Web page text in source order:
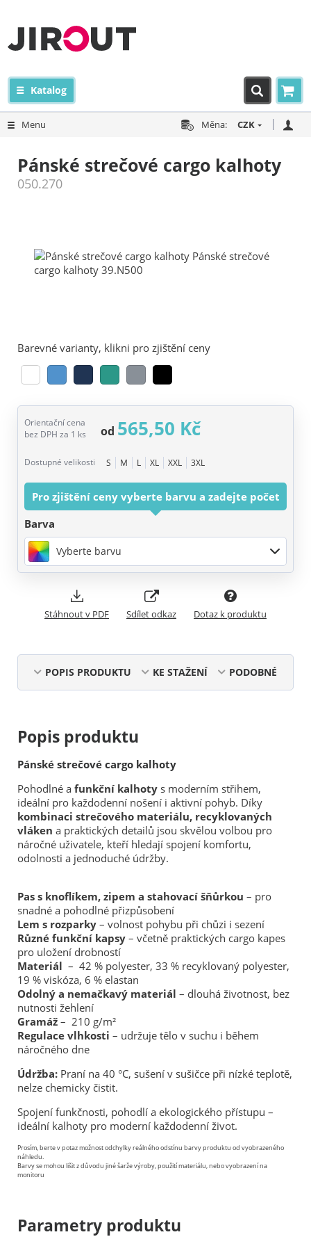
Katalog
Menu Měna: CZK
Pánské strečové cargo kalhoty
050.270
Barevné varianty, klikni pro zjištění ceny
Orientační cena
bez DPH za 1 ks
od 565,50 Kč
Dostupné velikosti S M L XL XXL 3XL
Pro zjištění ceny vyberte barvu a zadejte počet
Barva
Vyberte barvu
Stáhnout v PDF Sdílet odkaz Dotaz k produktu
POPIS PRODUKTU KE STAŽENÍ PODOBNÉ
Popis produktu
Pánské strečové cargo kalhoty
Pohodlné a funkční kalhoty s moderním střihem,
ideální pro každodenní nošení i aktivní pohyb. Díky
kombinaci strečového materiálu, recyklovaných
vláken a praktických detailů jsou skvělou volbou pro
náročné uživatele, kteří hledají spojení komfortu,
odolnosti a jednoduché údržby.
Pas s knoflíkem, zipem a stahovací šňůrkou – pro
snadné a pohodlné přizpůsobení
Lem s rozparky – volnost pohybu při chůzi i sezení
Různé funkční kapsy – včetně praktických cargo kapes
pro uložení drobností
Materiál – 42 % polyester, 33 % recyklovaný polyester,
19 % viskóza, 6 % elastan
Odolný a nemačkavý materiál – dlouhá životnost, bez
nutnosti žehlení
Gramáž – 210 g/m²
Regulace vlhkosti – udržuje tělo v suchu i během
náročného dne
Údržba: Praní na 40 °C, sušení v sušičce při nízké teplotě,
nelze chemicky čistit.
Spojení funkčnosti, pohodlí a ekologického přístupu –
ideální kalhoty pro moderní každodenní život.
Prosím, berte v potaz možnost odchylky reálného odstínu barvy produktu od vyobrazeného
náhledu.
Barvy se mohou lišit z důvodu jiné šarže výroby, použití materiálu, nebo vyobrazení na
monitoru
Parametry produktu